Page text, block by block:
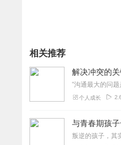
相关推荐
解决冲突的
个人成长
与青春期孩